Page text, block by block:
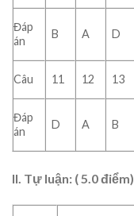
Đáp
án
B A D
Câu 11 12 13
Đáp
án
D A B
II. Tự luận: ( 5.0 điểm)